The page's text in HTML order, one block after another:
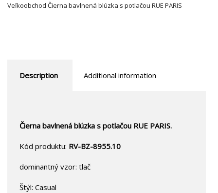
Veľkoobchod Čierna bavlnená blúzka s potlačou RUE PARIS
Description Additional information
Čierna bavlnená blúzka s potlačou RUE PARIS.
Kód produktu: RV-BZ-8955.10
dominantný vzor: tlač
Štýl: Casual